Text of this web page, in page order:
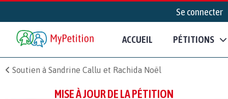
Se connecter
ACCUEIL PÉTITIONS
Soutien à Sandrine Callu et Rachida Noël
MISE À JOUR DE LA PÉTITION